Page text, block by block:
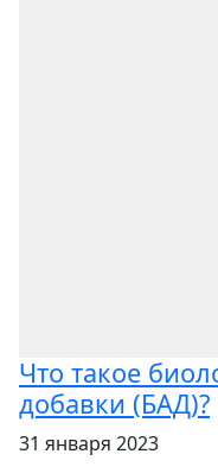
Что такое
добавки (БАД)?
31 января 2023